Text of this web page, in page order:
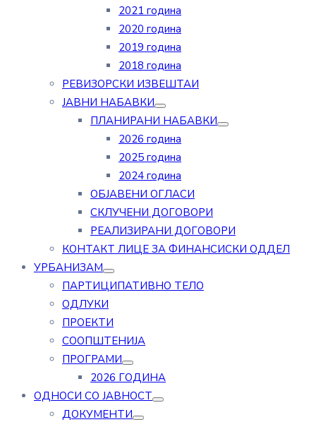
2021 година
2020 година
2019 година
2018 година
РЕВИЗОРСКИ ИЗВЕШТАИ
ЈАВНИ НАБАВКИ
ПЛАНИРАНИ НАБАВКИ
2026 година
2025 година
2024 година
ОБЈАВЕНИ ОГЛАСИ
СКЛУЧЕНИ ДОГОВОРИ
РЕАЛИЗИРАНИ ДОГОВОРИ
КОНТАКТ ЛИЦЕ ЗА ФИНАНСИСКИ ОДДЕЛ
УРБАНИЗАМ
ПАРТИЦИПАТИВНО ТЕЛО
ОДЛУКИ
ПРОЕКТИ
СООПШТЕНИЈА
ПРОГРАМИ
2026 ГОДИНА
ОДНОСИ СО ЈАВНОСТ
ДОКУМЕНТИ